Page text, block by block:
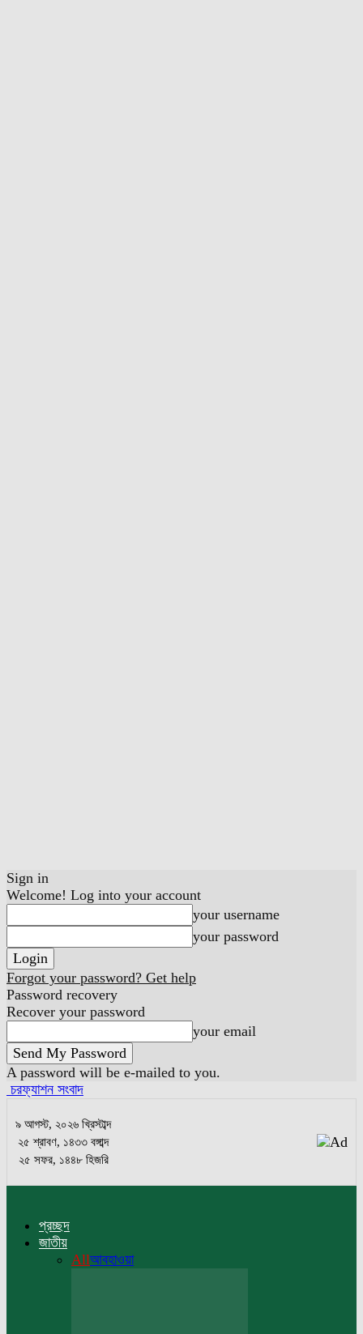
Sign in
Welcome! Log into your account
your username
your password
Forgot your password? Get help
Password recovery
Recover your password
your email
A password will be e-mailed to you.
চরফ্যাশন সংবাদ
৯ আগস্ট, ২০২৬ খ্রিস্টাব্দ
২৫ শ্রাবণ, ১৪৩৩ বঙ্গাব্দ
২৫ সফর, ১৪৪৮ হিজরি
প্রচ্ছদ
জাতীয়
Allআবহাওয়া